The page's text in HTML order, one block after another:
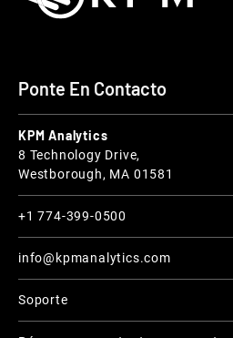
Ponte En Contacto
KPM Analytics
8 Technology Drive,
Westborough, MA 01581
+1 774-399-0500
info@kpmanalytics.com
Soporte